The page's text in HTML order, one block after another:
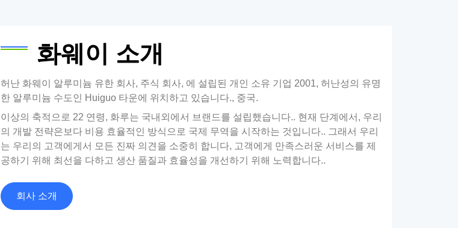
화웨이 소개
허난 화웨이 알루미늄 유한 회사, 주식 회사, 에 설립된 개인 소유 기업 2001, 허난성의 유명
한 알루미늄 수도인 Huiguo 타운에 위치하고 있습니다., 중국.
이상의 축적으로 22 연령, 화루는 국내외에서 브랜드를 설립했습니다.. 현재 단계에서, 우리
의 개발 전략은보다 비용 효율적인 방식으로 국제 무역을 시작하는 것입니다.. 그래서 우리
는 우리의 고객에게서 모든 진짜 의견을 소중히 합니다, 고객에게 만족스러운 서비스를 제
공하기 위해 최선을 다하고 생산 품질과 효율성을 개선하기 위해 노력합니다..
회사 소개